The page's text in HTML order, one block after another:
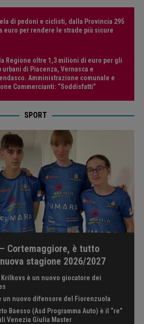
di pedoni e ciclisti, dalla Provincia 295
euro per rendere le strade più sicure
Regione oltre 1,3 milioni di euro per gli
urbani di Piacenza, Vernasca e
Amministrazione comunale e
Commercianti: “Soddisfatti”
SPORT
Cortemaggiore, è tutto
stagione 2026/2027
Krilkovs è un nuovo giocatore dei
un nuovo difensore del Fiorenzuola
Baesso (Asd Programma Auto) è il “re”
Venezia Giulia Master